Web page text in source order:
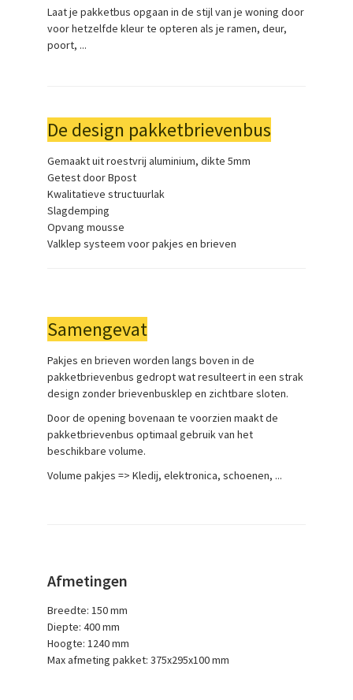
Laat je pakketbus opgaan in de stijl van je woning door
voor hetzelfde kleur te opteren als je ramen, deur,
poort, ...
De design pakketbrievenbus
Gemaakt uit roestvrij aluminium, dikte 5mm
Getest door Bpost
Kwalitatieve structuurlak
Slagdemping
Opvang mousse
Valklep systeem voor pakjes en brieven
Samengevat
Pakjes en brieven worden langs boven in de
pakketbrievenbus gedropt wat resulteert in een strak
design zonder brievenbusklep en zichtbare sloten.
Door de opening bovenaan te voorzien maakt de
pakketbrievenbus optimaal gebruik van het
beschikbare volume.
Volume pakjes => Kledij, elektronica, schoenen, ...
Afmetingen
Breedte: 150 mm
Diepte: 400 mm
Hoogte: 1240 mm
Max afmeting pakket: 375x295x100 mm